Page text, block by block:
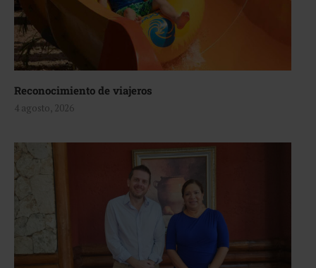
Reconocimiento de viajeros
4 agosto, 2026